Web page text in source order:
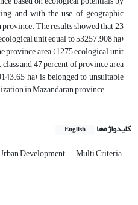
and with the use of geographic
The results showed that 23
unit equal to 53257.908 ha)
province area (1275 ecological unit
and 47 percent of province area
ha) is belonged to unsuitable
in Mazandaran province.
کلیدواژه‌ها English
Development Multi Criteria